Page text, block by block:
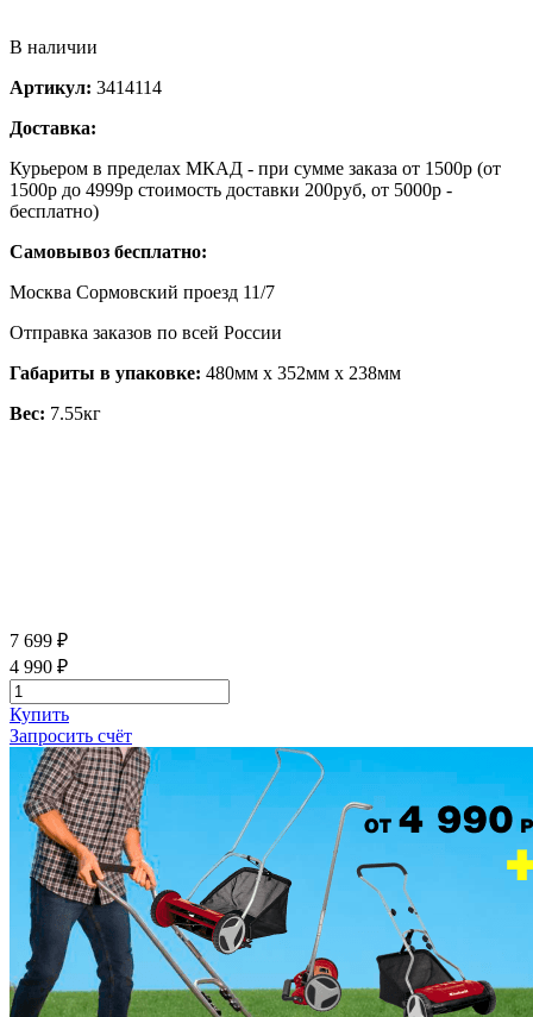
В наличии
Артикул: 3414114
Доставка:
Курьером в пределах МКАД - при сумме заказа от 1500р (от
1500р до 4999р стоимость доставки 200руб, от 5000р -
бесплатно)
Самовывоз бесплатно:
Москва Сормовский проезд 11/7
Отправка заказов по всей России
Габариты в упаковке: 480мм x 352мм x 238мм
Вес: 7.55кг
7 699 ₽
4 990 ₽
Купить
Запросить счёт